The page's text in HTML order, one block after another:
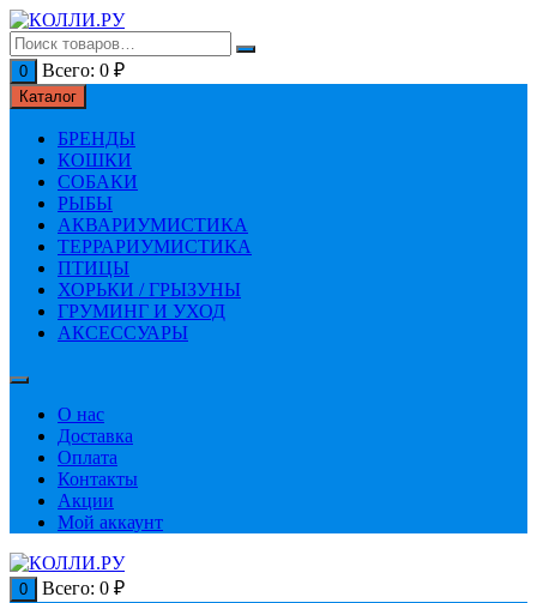
Перейти
к
содержимому
0 Всего: 0 ₽
Каталог
БРЕНДЫ
КОШКИ
СОБАКИ
РЫБЫ
АКВАРИУМИСТИКА
ТЕРРАРИУМИСТИКА
ПТИЦЫ
ХОРЬКИ / ГРЫЗУНЫ
ГРУМИНГ И УХОД
АКСЕССУАРЫ
О нас
Доставка
Оплата
Контакты
Акции
Мой аккаунт
0 Всего: 0 ₽